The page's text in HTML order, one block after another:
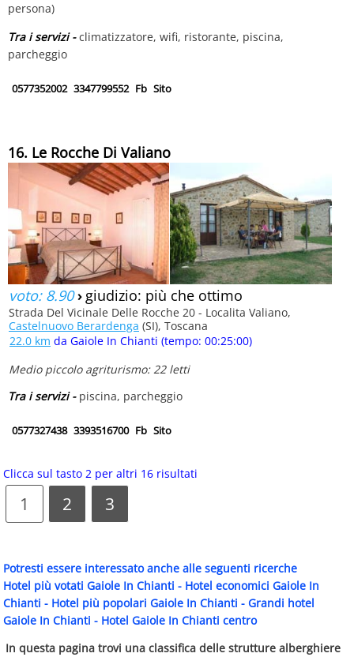
persona)
Tra i servizi -climatizzatore, wifi, ristorante, piscina,
parcheggio
0577352002 3347799552 Fb Sito
16. Le Rocche Di Valiano
voto: 8.90› giudizio: più che ottimo
Strada Del Vicinale Delle Rocche 20 - Localita Valiano,
Castelnuovo Berardenga (SI), Toscana
22.0 km da Gaiole In Chianti (tempo: 00:25:00)
Medio piccolo agriturismo: 22 letti
Tra i servizi - piscina, parcheggio
0577327438 3393516700 Fb Sito
Clicca sul tasto 2 per altri 16 risultati
1 2 3
Potresti essere interessato anche alle seguenti ricerche
Hotel più votati Gaiole In Chianti - Hotel economici Gaiole In
Chianti - Hotel più popolari Gaiole In Chianti - Grandi hotel
Gaiole In Chianti - Hotel Gaiole In Chianti centro
In questa pagina trovi una classifica delle strutture alberghiere